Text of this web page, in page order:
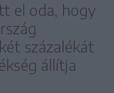
el oda, hogy
százalékát
állítja